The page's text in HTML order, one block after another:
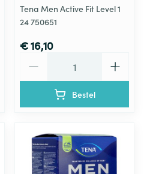
Tena Men Active Fit Level 1
24 750651
€ 16,10
Bestel